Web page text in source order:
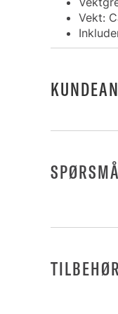
Vekt:
TILBEHØR